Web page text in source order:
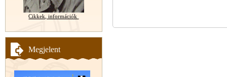
Cikkek, információk
Megjelent